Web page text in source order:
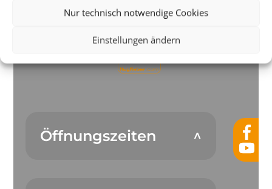
Nur technisch notwendige Cookies
Einstellungen ändern
Öffnungszeiten